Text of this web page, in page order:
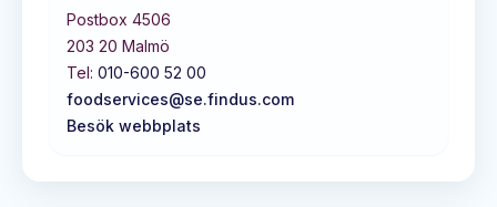
Postbox 4506
203 20 Malmö
Tel: 010-600 52 00
foodservices@se.findus.com
Besök webbplats